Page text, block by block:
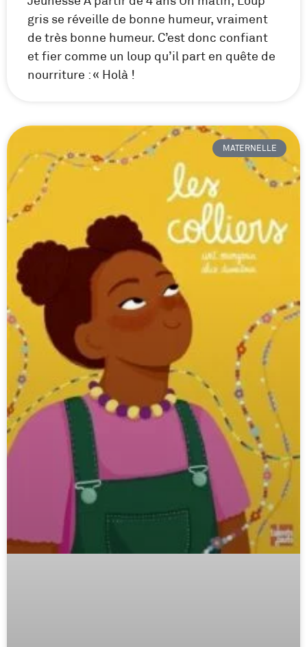
gris se réveille de bonne humeur, vraiment
de très bonne humeur. C’est donc confiant
et fier comme un loup qu’il part en quête de
nourriture : « Holà !
MATERNELLE